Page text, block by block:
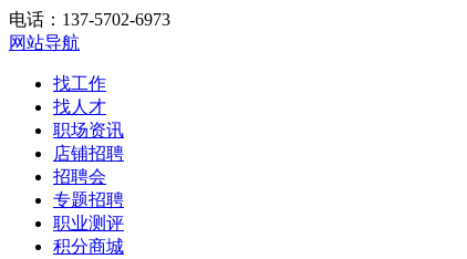
电话：137-5702-6973
网站导航
找工作
找人才
职场资讯
店铺招聘
招聘会
专题招聘
职业测评
积分商城